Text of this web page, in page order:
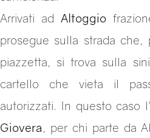
Arrivati ad Altoggio
prosegue sulla strada che,
piazzetta, si trova sulla
cartello che vieta il
autorizzati. In questo caso
Giovera, per chi parte da